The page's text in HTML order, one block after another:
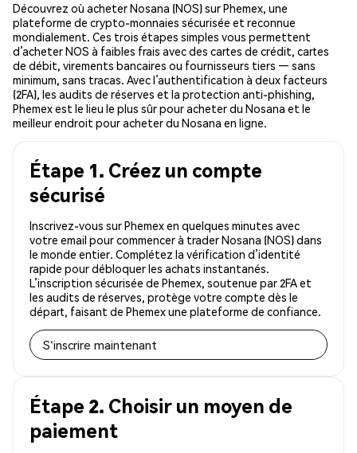
Découvrez où acheter Nosana (NOS) sur Phemex, une
plateforme de crypto-monnaies sécurisée et reconnue
mondialement. Ces trois étapes simples vous permettent
d’acheter NOS à faibles frais avec des cartes de crédit, cartes
de débit, virements bancaires ou fournisseurs tiers — sans
minimum, sans tracas. Avec l’authentification à deux facteurs
(2FA), les audits de réserves et la protection anti-phishing,
Phemex est le lieu le plus sûr pour acheter du Nosana et le
meilleur endroit pour acheter du Nosana en ligne.
Étape 1. Créez un compte
sécurisé
Inscrivez-vous sur Phemex en quelques minutes avec
votre email pour commencer à trader Nosana (NOS) dans
le monde entier. Complétez la vérification d’identité
rapide pour débloquer les achats instantanés.
L’inscription sécurisée de Phemex, soutenue par 2FA et
les audits de réserves, protège votre compte dès le
départ, faisant de Phemex une plateforme de confiance.
S'inscrire maintenant
Étape 2. Choisir un moyen de
paiement